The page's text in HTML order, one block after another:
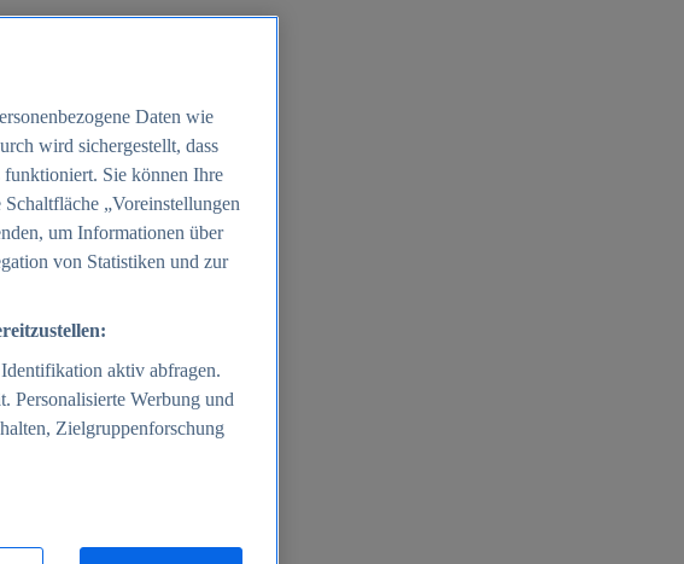
Daten wie
wird sichergestellt, dass
Sie können Ihre
„Voreinstellungen
um Informationen über
von Statistiken und zur
aktiv abfragen.
Personalisierte Werbung und
Zielgruppenforschung